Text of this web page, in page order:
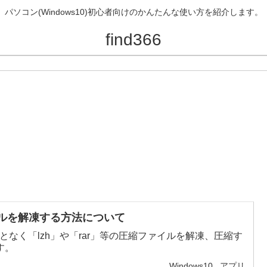
パソコン(Windows10)初心者向けのかんたんな使い方を紹介します。
find366
を解凍する方法について
なく「lzh」や「rar」等の圧縮ファイルを解凍、圧縮す